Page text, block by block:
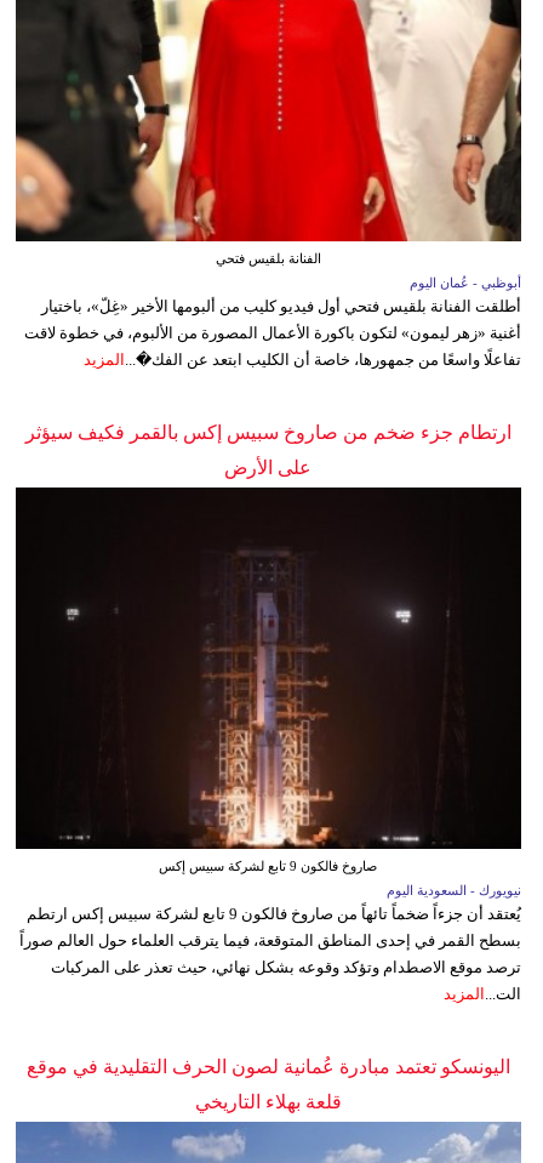
الفنانة بلقيس فتحي
أبوظبي - عُمان اليوم
أطلقت الفنانة بلقيس فتحي أول فيديو كليب من ألبومها الأخير «غِلّ»، باختيار
أغنية «زهر ليمون» لتكون باكورة الأعمال المصورة من الألبوم، في خطوة لاقت
تفاعلًا واسعًا من جمهورها، خاصة أن الكليب ابتعد عن الفك�...
المزيد
ارتطام جزء ضخم من صاروخ سبيس إكس بالقمر فكيف سيؤثر
على الأرض
صاروخ فالكون 9 تابع لشركة سبيس إكس
نيويورك - السعودية اليوم
يُعتقد أن جزءاً ضخماً تائهاً من صاروخ فالكون 9 تابع لشركة سبيس إكس ارتطم
بسطح القمر في إحدى المناطق المتوقعة، فيما يترقب العلماء حول العالم صوراً
ترصد موقع الاصطدام وتؤكد وقوعه بشكل نهائي، حيث تعذر على المركبات
الت... المزيد
اليونسكو تعتمد مبادرة عُمانية لصون الحرف التقليدية في موقع
قلعة بهلاء التاريخي